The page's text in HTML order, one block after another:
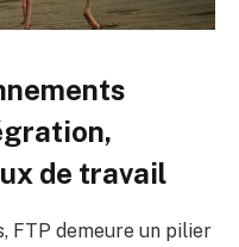
de travail
FTP demeure un pilier